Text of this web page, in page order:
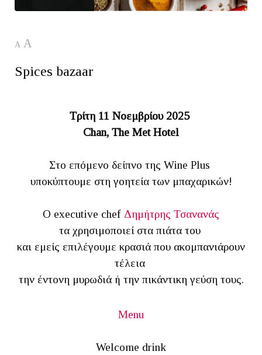
A A
Spices bazaar
Τρίτη 11 Νοεμβρίου 2025
Chan, The Met Hotel
Στο επόμενο δείπνο της Wine Plus
υποκύπτουμε στη γοητεία των μπαχαρικών!
Ο executive chef Δημήτρης Τσανανάς
τα χρησιμοποιεί στα πιάτα του
και εμείς επιλέγουμε κρασιά που ακομπανιάρουν
τέλεια
την έντονη μυρωδιά ή την πικάντικη γεύση τους.
Menu
Welcome drink